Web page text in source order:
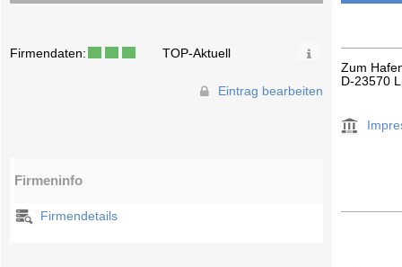
Firmendaten: TOP-Aktuell
Eintrag bearbeiten
Firmeninfo
Firmendetails
Zum
D-23570